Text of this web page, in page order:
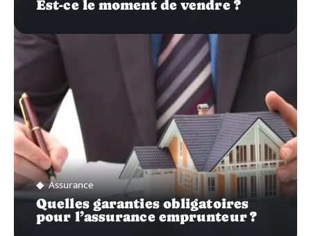
Est-ce le moment de vendre ?
Assurance
Quelles garanties obligatoires
pour l’assurance emprunteur ?